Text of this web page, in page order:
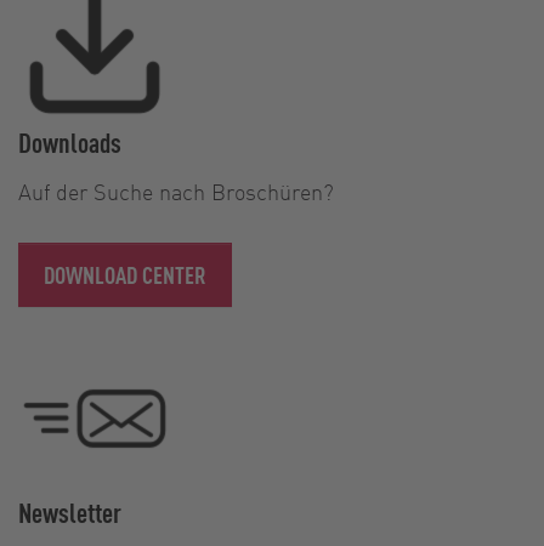
Downloads
Auf der Suche nach Broschüren?
DOWNLOAD CENTER
Newsletter